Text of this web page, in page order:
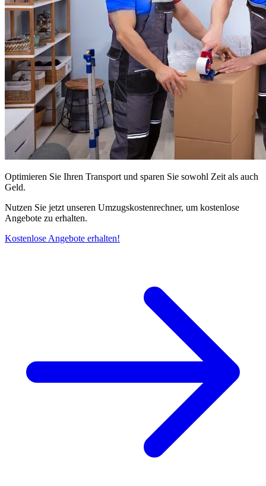
Optimieren Sie Ihren Transport und sparen Sie sowohl Zeit als auch
Geld.
Nutzen Sie jetzt unseren Umzugskostenrechner, um kostenlose
Angebote zu erhalten.
Kostenlose Angebote erhalten!